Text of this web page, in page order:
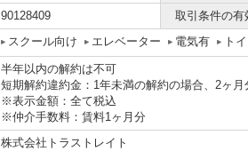
90128409
取引条件の有
スクール向け エレベーター 電気有 ト
半年以内の解約は不可
短期解約違約金：1年未満の解約の場合、2ヶ月
※表示金額：全て税込
※仲介手数料：賃料1ヶ月分
株式会社トラストレイト